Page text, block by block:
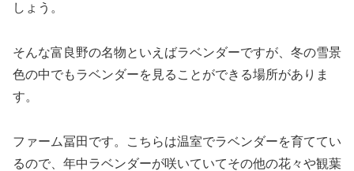
しょう。
そんな富良野の名物といえばラベンダーですが、冬の雪景
色の中でもラベンダーを見ることができる場所がありま
す。
ファーム冨田です。こちらは温室でラベンダーを育ててい
るので、年中ラベンダーが咲いていてその他の花々や観葉